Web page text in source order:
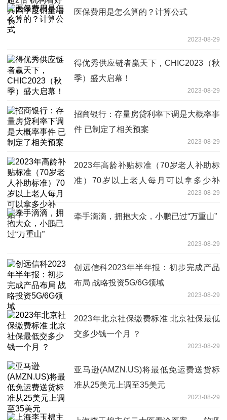
医保费用是怎么算的？计算公式
2023-08-29
得优秀供应链者赢天下，CHIC2023（秋
季）盛大启幕！
2023-08-29
招商银行：存量房贷利率下调是大概率事
件 已制定了相关预案
2023-08-29
2023年高龄补贴标准（70岁老人补助标
准）70岁以上老人每月可以拿多少补
2023-08-29
牵手滴滴，拥抱大众，小鹏已过“万重山”
2023-08-29
创远信科2023年半年报：初步完成产品
布局 战略投资5G/6G领域
2023-08-29
2023年北京社保缴费标准 北京社保最低
交多少钱一个月 ？
2023-08-29
亚马逊(AMZN.US)将最低免运费送货标
准从25美元上调至35美元
2023-08-29